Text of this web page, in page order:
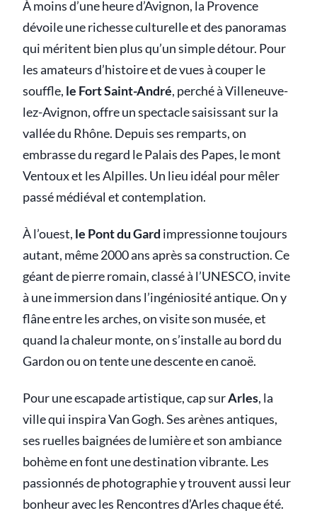
À moins d’une heure d’Avignon, la Provence
dévoile une richesse culturelle et des panoramas
qui méritent bien plus qu’un simple détour. Pour
les amateurs d’histoire et de vues à couper le
souffle, le Fort Saint-André, perché à Villeneuve-
lez-Avignon, offre un spectacle saisissant sur la
vallée du Rhône. Depuis ses remparts, on
embrasse du regard le Palais des Papes, le mont
Ventoux et les Alpilles. Un lieu idéal pour mêler
passé médiéval et contemplation.
À l’ouest, le Pont du Gard impressionne toujours
autant, même 2000 ans après sa construction. Ce
géant de pierre romain, classé à l’UNESCO, invite
à une immersion dans l’ingéniosité antique. On y
flâne entre les arches, on visite son musée, et
quand la chaleur monte, on s’installe au bord du
Gardon ou on tente une descente en canoë.
Pour une escapade artistique, cap surArles, la
ville qui inspira Van Gogh. Ses arènes antiques,
ses ruelles baignées de lumière et son ambiance
bohème en font une destination vibrante. Les
passionnés de photographie y trouvent aussi leur
bonheur avec les Rencontres d’Arles chaque été.